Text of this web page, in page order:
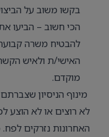
בקשו משוב על
הכי חשוב – הביעו
להבטיח משרה
האישי/ת ולאיש
מוקדם.
מינוף הניסיון
לא רוצים או לא הוצע
האחרונות נזרקים